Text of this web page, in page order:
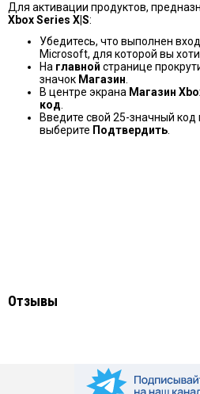
Для активации продуктов,
Xbox Series X|S:
Убедитесь, что выполнен
Microsoft, для которой вы
На главной странице
значок Магазин.
В центре экрана Магазин
код.
Введите свой 25-значный
выберите Подтвердить.
Отзывы